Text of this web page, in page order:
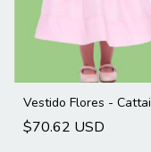
Vestido Flores - Cattai
$70.62 USD